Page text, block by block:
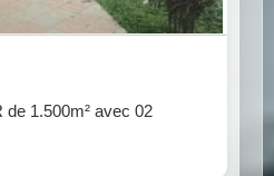
de 1.500m² avec 02